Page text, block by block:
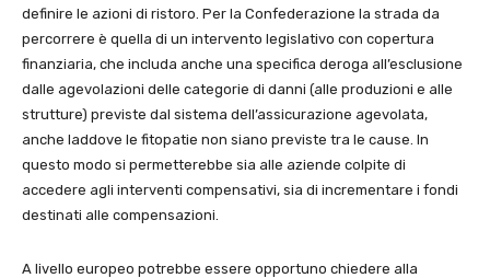
definire le azioni di ristoro. Per la Confederazione la strada da
percorrere è quella di un intervento legislativo con copertura
finanziaria, che includa anche una specifica deroga all’esclusione
dalle agevolazioni delle categorie di danni (alle produzioni e alle
strutture) previste dal sistema dell’assicurazione agevolata,
anche laddove le fitopatie non siano previste tra le cause. In
questo modo si permetterebbe sia alle aziende colpite di
accedere agli interventi compensativi, sia di incrementare i fondi
destinati alle compensazioni.
A livello europeo potrebbe essere opportuno chiedere alla